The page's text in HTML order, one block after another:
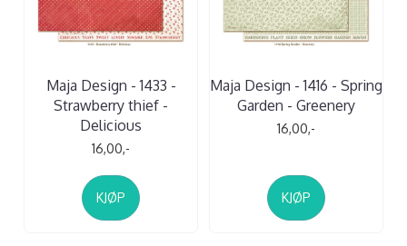
Maja Design - 1433 -
Strawberry thief -
Delicious
16,00,-
KJØP
Maja Design - 1416 - Spring
Garden - Greenery
16,00,-
KJØP